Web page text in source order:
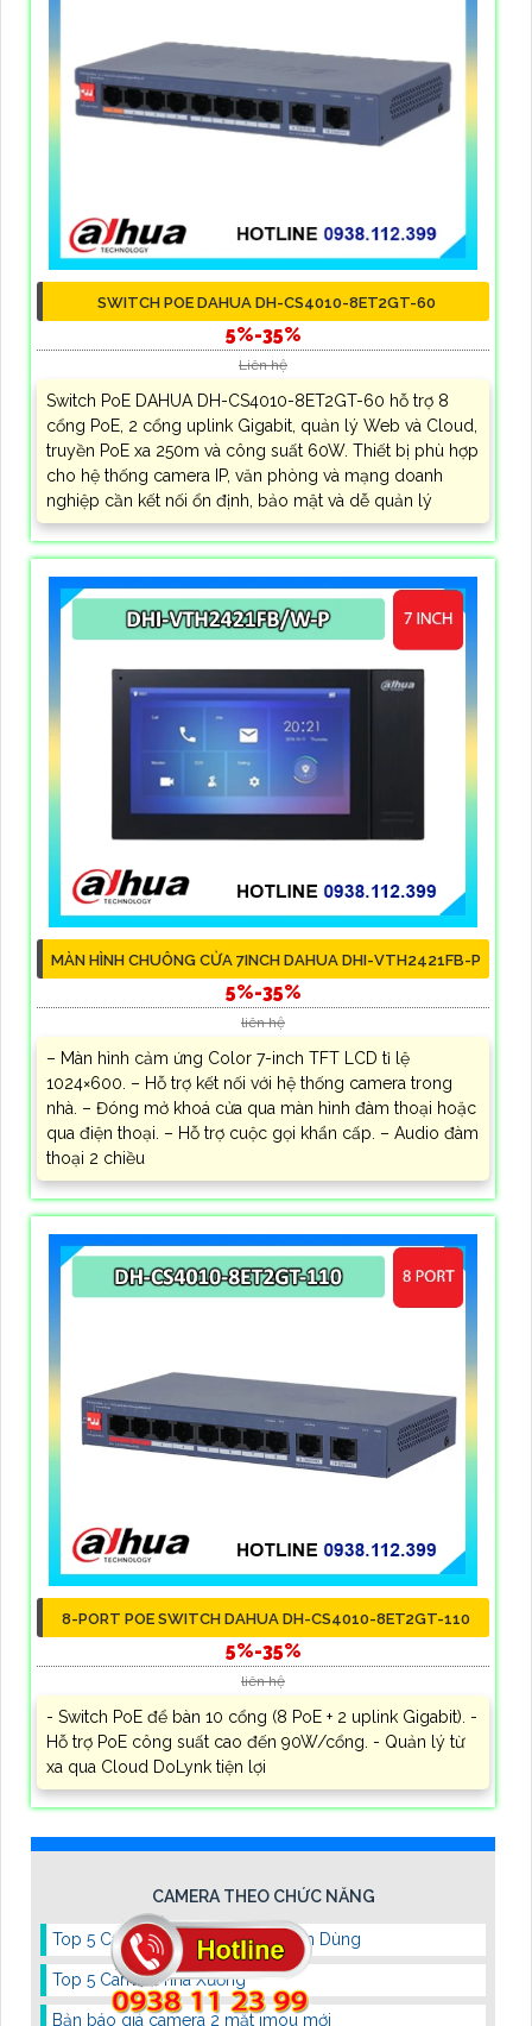
SWITCH POE DAHUA DH-CS4010-8ET2GT-60
5%-35%
Liên hệ
Switch PoE DAHUA DH-CS4010-8ET2GT-60 hỗ trợ 8
cổng PoE, 2 cổng uplink Gigabit, quản lý Web và Cloud,
truyền PoE xa 250m và công suất 60W. Thiết bị phù hợp
cho hệ thống camera IP, văn phòng và mạng doanh
nghiệp cần kết nối ổn định, bảo mật và dễ quản lý
MÀN HÌNH CHUÔNG CỬA 7INCH DAHUA DHI-VTH2421FB-P
5%-35%
liên hệ
– Màn hình cảm ứng Color 7-inch TFT LCD tỉ lệ
1024×600. – Hỗ trợ kết nối với hệ thống camera trong
nhà. – Đóng mở khoá cửa qua màn hình đàm thoại hoặc
qua điện thoại. – Hỗ trợ cuộc gọi khẩn cấp. – Audio đàm
thoại 2 chiều
8-PORT POE SWITCH DAHUA DH-CS4010-8ET2GT-110
5%-35%
liên hệ
- Switch PoE để bàn 10 cổng (8 PoE + 2 uplink Gigabit). -
Hỗ trợ PoE công suất cao đến 90W/cổng. - Quản lý từ
xa qua Cloud DoLynk tiện lợi
CAMERA THEO CHỨC NĂNG
Top 5 Camera Lắp Trong Nhà Nên Dùng
Top 5 Camera nhà Xưởng
Bản báo giá camera 2 mắt imou mới